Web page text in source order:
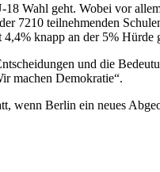
Wahl geht. Wobei vor
7210 teilnehmenden
knapp an der 5%
und die
machen Demokratie“.
wenn Berlin ein neues